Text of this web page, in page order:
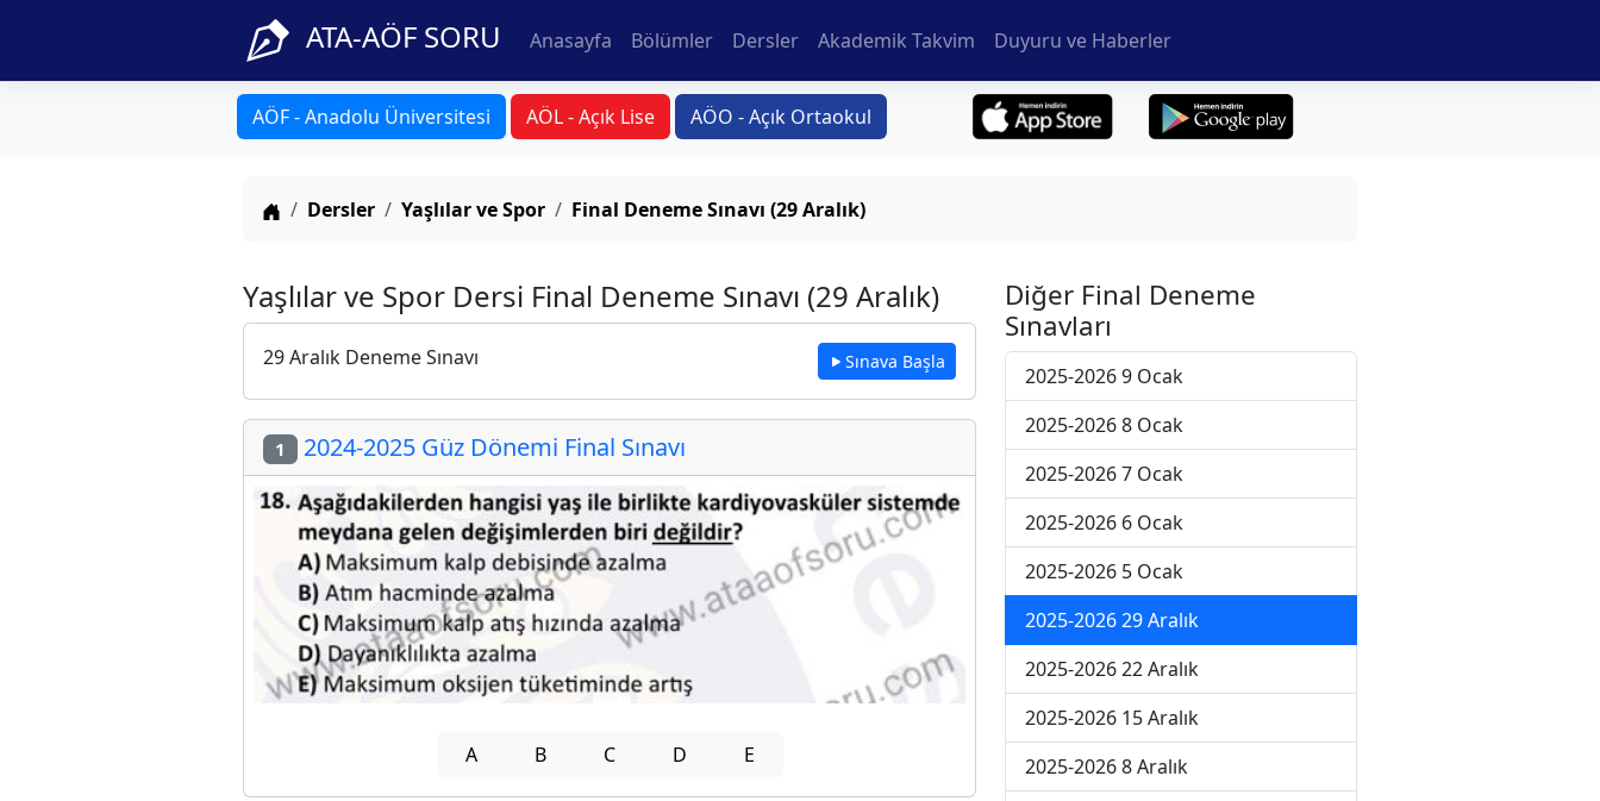
ATA-AÖF SORU Anasayfa Bölümler Dersler Akademik Takvim Duyuru ve Haberler
AÖF - Anadolu Üniversitesi AÖL - Açık Lise AÖO - Açık Ortaokul
Anasayfa
Dersler Yaşlılar ve Spor Final Deneme Sınavı (29 Aralık)
Yaşlılar ve Spor Dersi Final Deneme Sınavı (29 Aralık)
29 Aralık Deneme Sınavı Sınava Başla
1 2024-2025 Güz Dönemi Final Sınavı
A B C D E
Diğer Final Deneme
Sınavları
2025-2026 9 Ocak
2025-2026 8 Ocak
2025-2026 7 Ocak
2025-2026 6 Ocak
2025-2026 5 Ocak
2025-2026 29 Aralık
2025-2026 22 Aralık
2025-2026 15 Aralık
2025-2026 8 Aralık